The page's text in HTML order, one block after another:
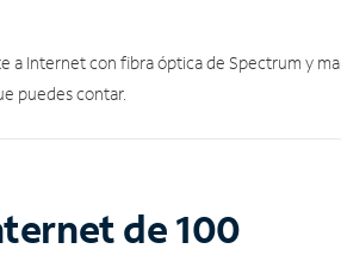
a Internet con fibra óptica de Spectrum y
puedes contar.
de 100